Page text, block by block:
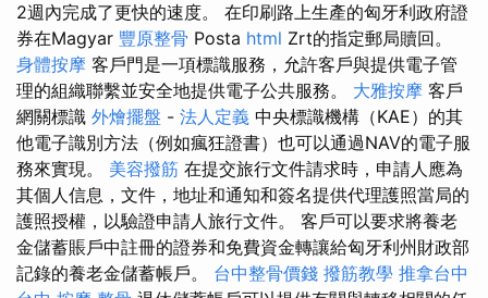
2週內完成了更快的速度。 在印刷路上生產的匈牙利政府證
券在Magyar 豐原整骨 Posta html Zrt的指定郵局贖回。
身體按摩 客戶門是一項標識服務，允許客戶與提供電子管
理的組織聯繫並安全地提供電子公共服務。 大雅按摩 客戶
網關標識 外燴擺盤 - 法人定義 中央標識機構（KAE）的其
他電子識別方法（例如瘋狂證書）也可以通過NAV的電子服
務來實現。 美容撥筋 在提交旅行文件請求時，申請人應為
其個人信息，文件，地址和通知和簽名提供代理護照當局的
護照授權，以驗證申請人旅行文件。 客戶可以要求將養老
金儲蓄賬戶中註冊的證券和免費資金轉讓給匈牙利州財政部
記錄的養老金儲蓄帳戶。 台中整骨價錢 撥筋教學 推拿台中